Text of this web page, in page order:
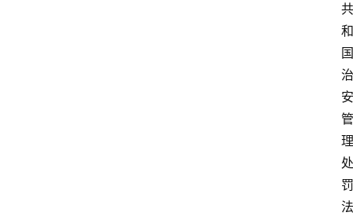
共
和
国
治
安
管
理
处
罚
法